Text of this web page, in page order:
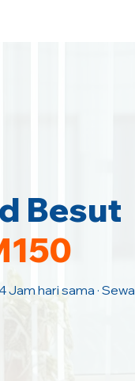
Besut
Jam hari sama · Sewa